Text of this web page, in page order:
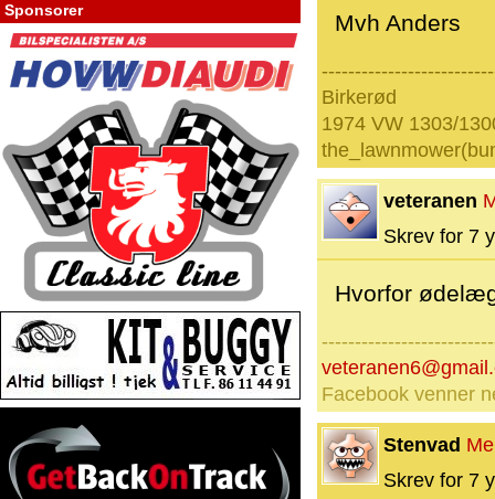
Sponsorer
Mvh Anders
Birkerød
1974 VW 1303/
veteranen
Skrev for 7
Hvorfor
Facebook venner
Stenvad
Skrev for 7